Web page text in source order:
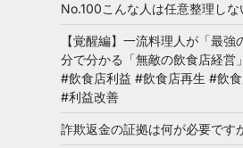
No.100こんな人は任意整理し
【覚醒編】一流料理人が「最
分で分かる「無敵の飲食店経営
#飲食店利益 #飲食店再生 #飲
#利益改善
詐欺返金の証拠は何が必要です